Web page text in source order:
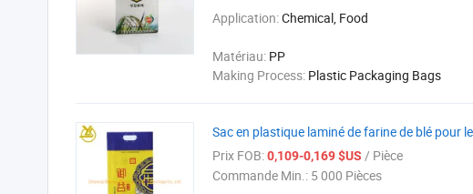
Application:Chemical, Food
Matériau: PP
Making Process: Plastic Packaging Bags
Sac en plastique laminé de farine de blé pour
Prix FOB:0,109-0,169 $US / Pièce
Commande Min.: 5 000 Pièces